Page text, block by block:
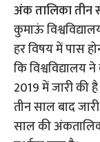
अंक तालिका तीन
कुमाऊं
हर विषय में पास
कि विश्वविद्यालय
2019 में जारी की
तीन साल बाद
साल की